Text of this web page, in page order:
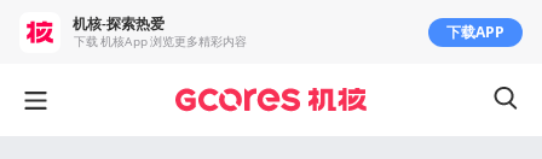
机核-探索热爱
下载 机核App 浏览更多精彩内容 下载APP